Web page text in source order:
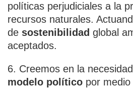
políticas perjudiciales a la
recursos naturales.
de sostenibilidad global
aceptados.
6. Creemos en la
modelo político por